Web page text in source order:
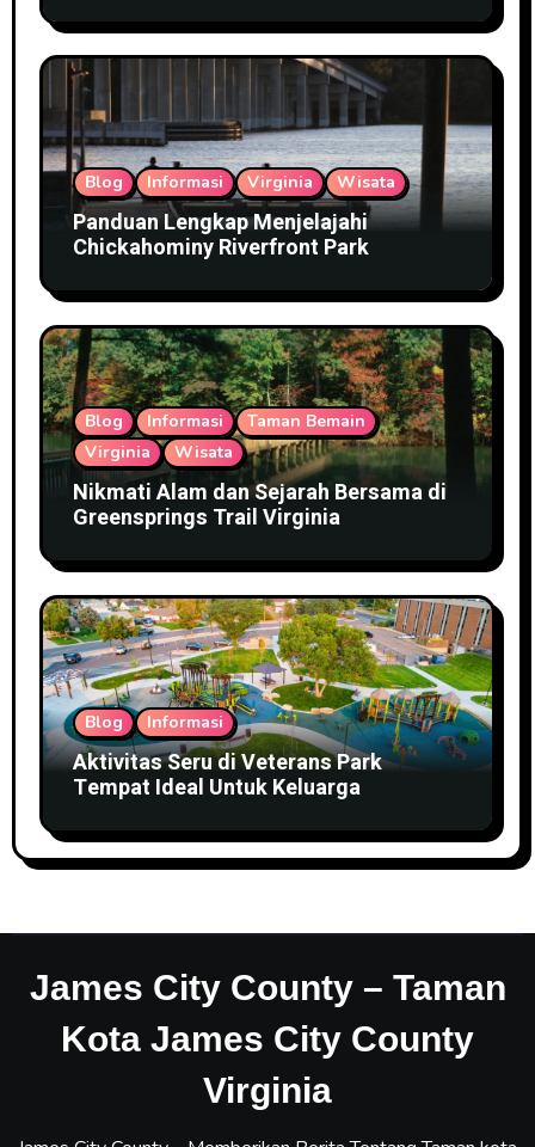
Blog Informasi Virginia Wisata
Panduan Lengkap Menjelajahi
Chickahominy Riverfront Park
Blog Informasi
Taman Bemain
Virginia
Wisata
Nikmati Alam dan Sejarah Bersama di
Greensprings Trail Virginia
Blog Informasi
Aktivitas Seru di Veterans Park
Tempat Ideal Untuk Keluarga
James City County – Taman
Kota James City County
Virginia